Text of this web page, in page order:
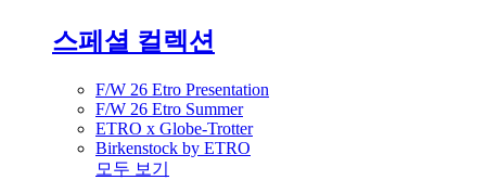
스페셜 컬렉션
F/W 26 Etro Presentation
F/W 26 Etro Summer
ETRO x Globe-Trotter
Birkenstock by ETRO
모두 보기